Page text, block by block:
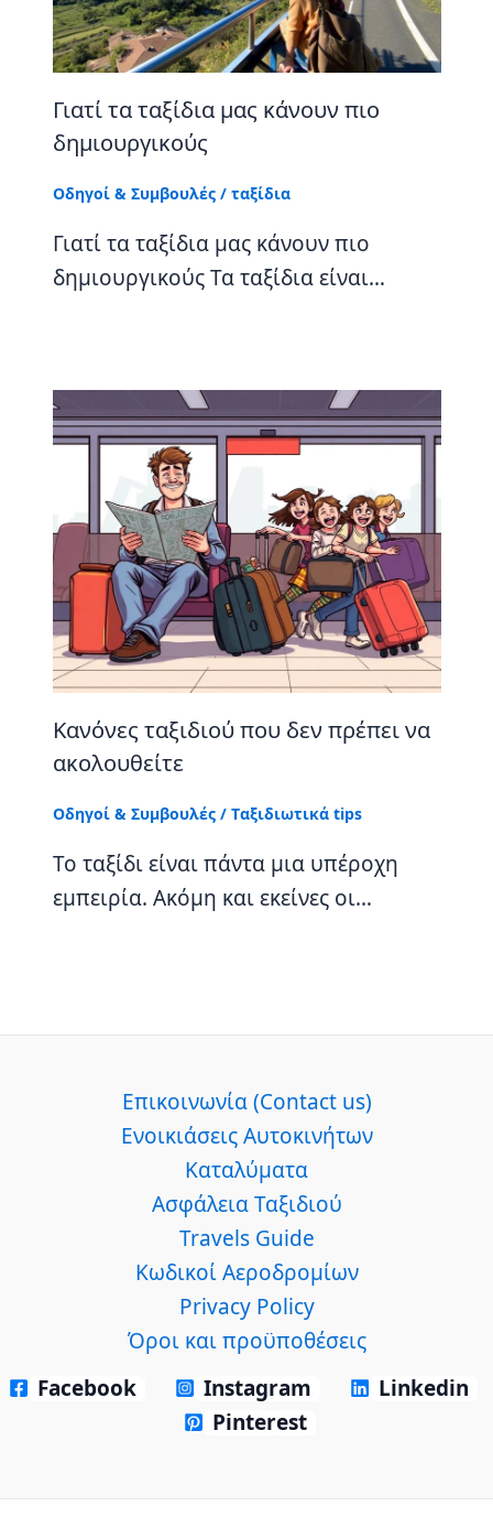
Γιατί τα ταξίδια μας κάνουν πιο
δημιουργικούς
Οδηγοί & Συμβουλές/ ταξίδια
Γιατί τα ταξίδια μας κάνουν πιο
δημιουργικούς Τα ταξίδια είναι…
Κανόνες ταξιδιού που δεν πρέπει να
ακολουθείτε
Οδηγοί & Συμβουλές/ Tαξιδιωτικά tips
Το ταξίδι είναι πάντα μια υπέροχη
εμπειρία. Ακόμη και εκείνες οι…
Επικοινωνία (Contact us)
Ενοικιάσεις Αυτοκινήτων
Καταλύματα
Ασφάλεια Ταξιδιού
Travels Guide
Κωδικοί Αεροδρομίων
Privacy Policy
Όροι και προϋποθέσεις
Facebook
Instagram
Linkedin
Pinterest